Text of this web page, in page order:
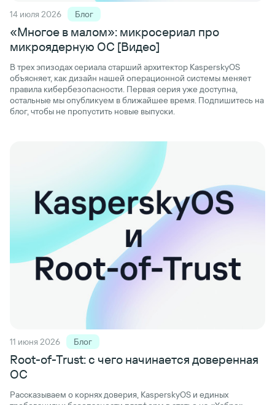
14 июля 2026 Блог
«Многое в малом»: микросериал про
микроядерную ОС [Видео]
В трех эпизодах сериала старший архитектор KasperskyOS
объясняет, как дизайн нашей операционной системы меняет
правила кибербезопасности. Первая серия уже доступна,
остальные мы опубликуем в ближайшее время. Подпишитесь на
блог, чтобы не пропустить новые выпуски.
11 июня 2026 Блог
Root-of-Trust: с чего начинается доверенная
ОС
Рассказываем о корнях доверия, KasperskyOS и единых